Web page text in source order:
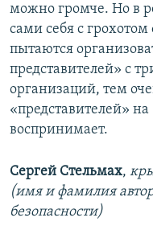
можно громче. Но в
сами себя с
пытаются
представителей» с
организаций, тем
«представителей»
воспринимает.
Сергей Стельмах,
(имя и фамилия
безопасности)